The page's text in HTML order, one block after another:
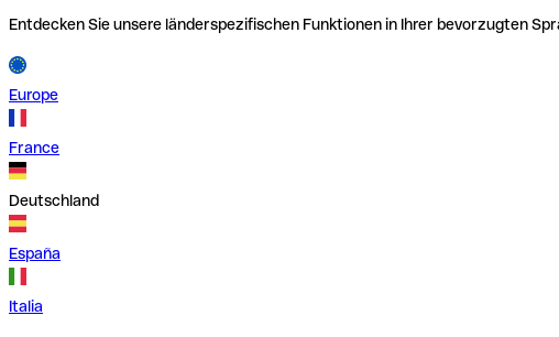
Entdecken Sie unsere länderspezifischen Funktionen in Ihrer bevorzugten
Europe
France
Deutschland
España
Italia